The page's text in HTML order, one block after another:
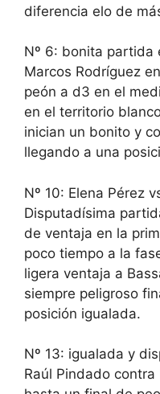
diferencia elo de
Nº 6: bonita partida
Marcos Rodríguez
peón a d3 en el
en el territorio
inician un bonito y
llegando a una
Nº 10: Elena Pérez
Disputadísima
de ventaja en la
poco tiempo a la
ligera ventaja a
siempre peligroso
posición igualada.
Nº 13: igualada y
Raúl Pindado